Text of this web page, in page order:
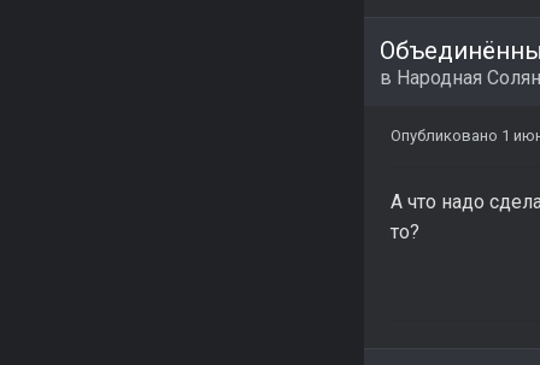
в Народная
Опубликовано 1
А что надо
то?